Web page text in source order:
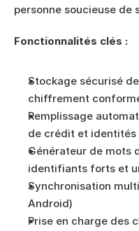
personne soucieuse de
Fonctionnalités clés :
Stockage sécurisé
chiffrement
Remplissage
de crédit et identités
Générateur de mots
identifiants forts et
Synchronisation
Android)
Prise en charge des